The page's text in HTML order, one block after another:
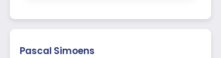
Pascal Simoens